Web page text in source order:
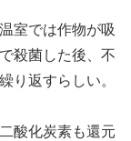
室では作物が吸
殺菌した後、不
り返すらしい。
酸化炭素も還元